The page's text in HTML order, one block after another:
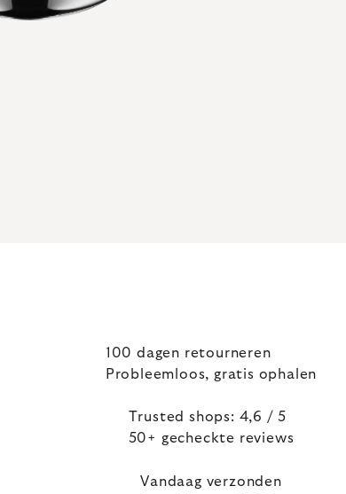
100 dagen retourneren
Probleemloos, gratis ophalen
Trusted shops: 4,6 / 5
50+ gecheckte reviews
Vandaag verzonden